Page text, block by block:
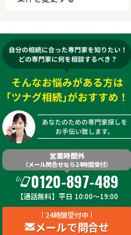
費用 オンライン面談
費用を見る
対応不可
オンライン面談可能
初回相談無料
土日祝の相談可能
19時以降電話可能
電話相談可能
LINE予約可能
出張面談可能
営業時間外
（メール問合せなら24時間受付）
0120-897-489
【通話無料】平日 10:00～19:00
24時間受付中
メールで問合せ